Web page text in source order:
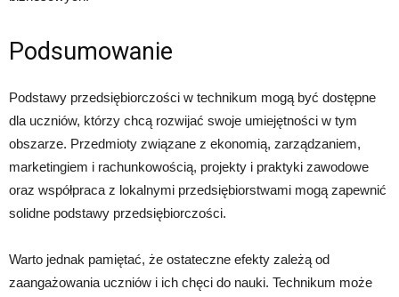
Podsumowanie
Podstawy przedsiębiorczości w technikum mogą być dostępne
dla uczniów, którzy chcą rozwijać swoje umiejętności w tym
obszarze. Przedmioty związane z ekonomią, zarządzaniem,
marketingiem i rachunkowością, projekty i praktyki zawodowe
oraz współpraca z lokalnymi przedsiębiorstwami mogą zapewnić
solidne podstawy przedsiębiorczości.
Warto jednak pamiętać, że ostateczne efekty zależą od
zaangażowania uczniów i ich chęci do nauki. Technikum może